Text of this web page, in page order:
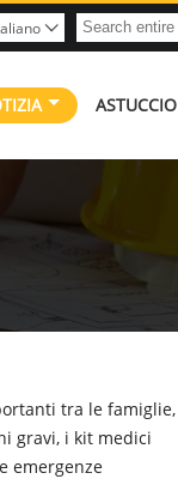

ASTUCCIO
tra le famiglie,
gravi, i kit medici
emergenze